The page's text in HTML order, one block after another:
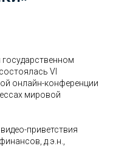
VI
онлайн-конференции
мировой
приветствия
д.э.н.,